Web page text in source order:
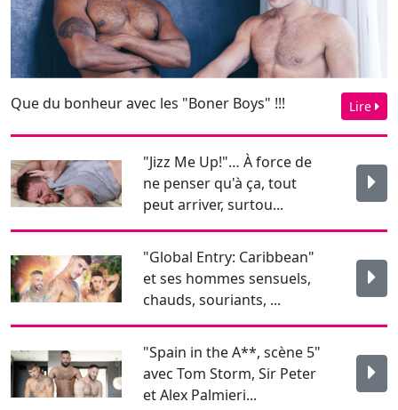
"Jizz Me Up!"… À force de
ne penser qu'à ça, tout
"Global Entry: Caribbean"
et ses hommes sensuels,
chauds, souriants, ...
"Spain in the A**, scène 5"
avec Tom Storm, Sir Peter
et Alex Palmieri...
Pour rester informé je m'abonne !